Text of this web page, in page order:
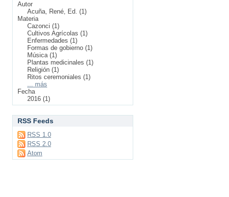
Autor
Acuña, René, Ed. (1)
Materia
Cazonci (1)
Cultivos Agrícolas (1)
Enfermedades (1)
Formas de gobierno (1)
Música (1)
Plantas medicinales (1)
Religión (1)
Ritos ceremoniales (1)
... más
Fecha
2016 (1)
RSS Feeds
RSS 1.0
RSS 2.0
Atom